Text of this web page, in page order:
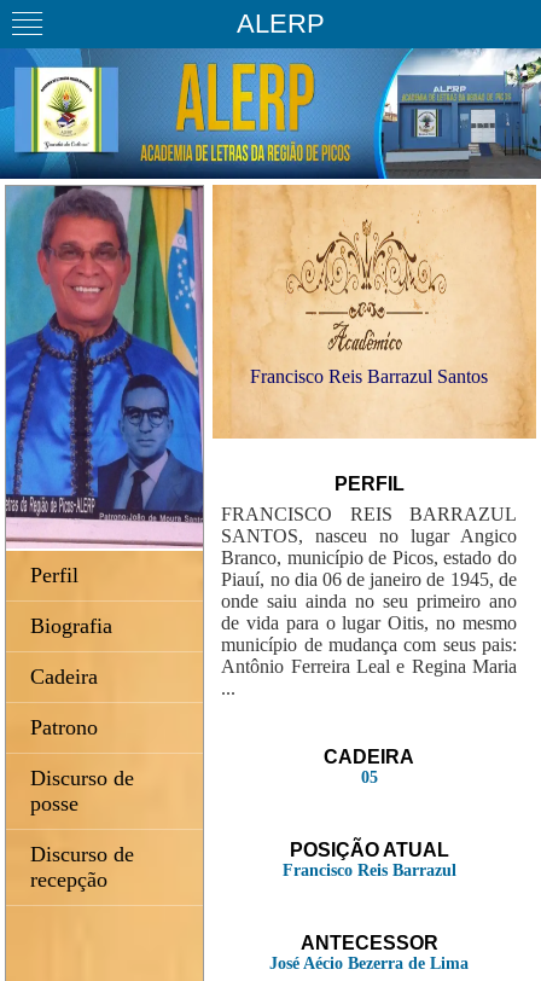
ALERP
Perfil
Biografia
Cadeira
Patrono
Discurso de
posse
Discurso de
recepção
Francisco Reis Barrazul Santos
PERFIL
FRANCISCO REIS BARRAZUL
SANTOS, nasceu no lugar Angico
Branco, município de Picos, estado do
Piauí, no dia 06 de janeiro de 1945, de
onde saiu ainda no seu primeiro ano
de vida para o lugar Oitis, no mesmo
município de mudança com seus pais:
Antônio Ferreira Leal e Regina Maria
...
CADEIRA
05
POSIÇÃO ATUAL
Francisco Reis Barrazul
ANTECESSOR
José Aécio Bezerra de Lima